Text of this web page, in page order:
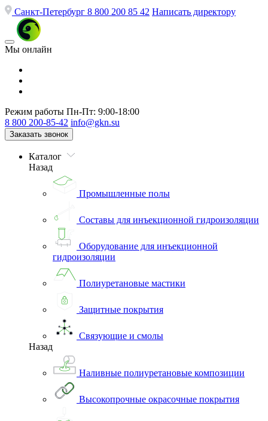
Санкт-Петербург 8 800 200 85 42 Написать директору
Мы онлайн
Режим работы Пн-Пт: 9:00-18:00
8 800 200-85-42 info@gkn.su
Заказать звонок
Каталог
Назад
Промышленные полы
Составы для инъекционной гидроизоляции
Оборудование для инъекционной
гидроизоляции
Полиуретановые мастики
Защитные покрытия
Связующие и смолы
Назад
Наливные полиуретановые композиции
Высокопрочные окрасочные покрытия